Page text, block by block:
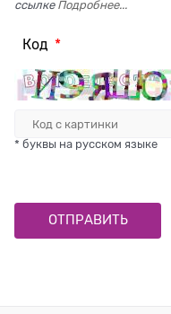
ссылке Подробнее...
Код
* буквы на русском языке